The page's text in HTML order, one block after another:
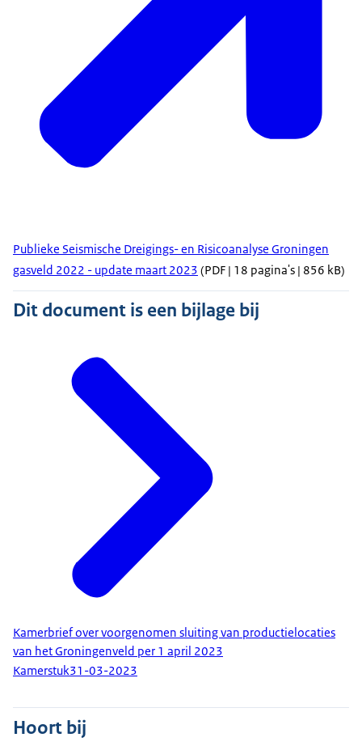
Publieke Seismische Dreigings- en Risicoanalyse Groningen
gasveld 2022 - update maart 2023 (PDF | 18 pagina's | 856 kB)
Dit document is een bijlage bij
Kamerbrief over voorgenomen sluiting van productielocaties
van het Groningenveld per 1 april 2023
Kamerstuk31-03-2023
Hoort bij